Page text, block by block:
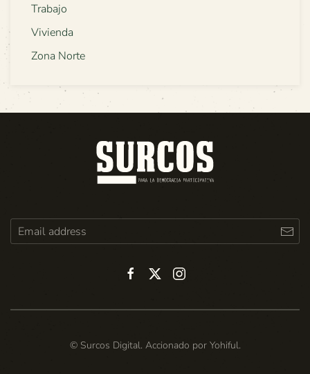
Trabajo
Vivienda
Zona Norte
© Surcos Digital. Accionado por Yohiful.